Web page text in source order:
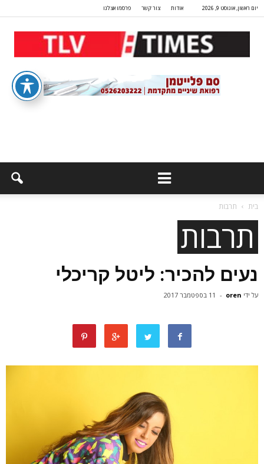
יום ראשון, אוגוסט 9, 2026 אודות צור קשר פרסמו אצלנו
בית תרבות
תרבות
נעים להכיר: ליטל קריכלי
על ידי oren
- 11 בספטמבר 2017